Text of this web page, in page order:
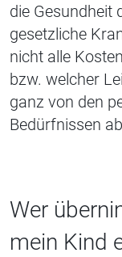
die Gesundheit
gesetzliche
nicht alle
bzw. welcher
ganz von den
Bedürfnissen
Wer
mein Kind